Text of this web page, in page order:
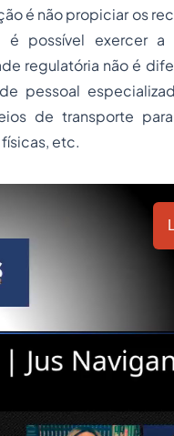
é não propiciar os
é possível exercer
regulatória não é
pessoal
de transporte
etc.